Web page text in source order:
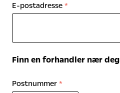
E-postadresse *
Finn en forhandler nær deg
Postnummer *